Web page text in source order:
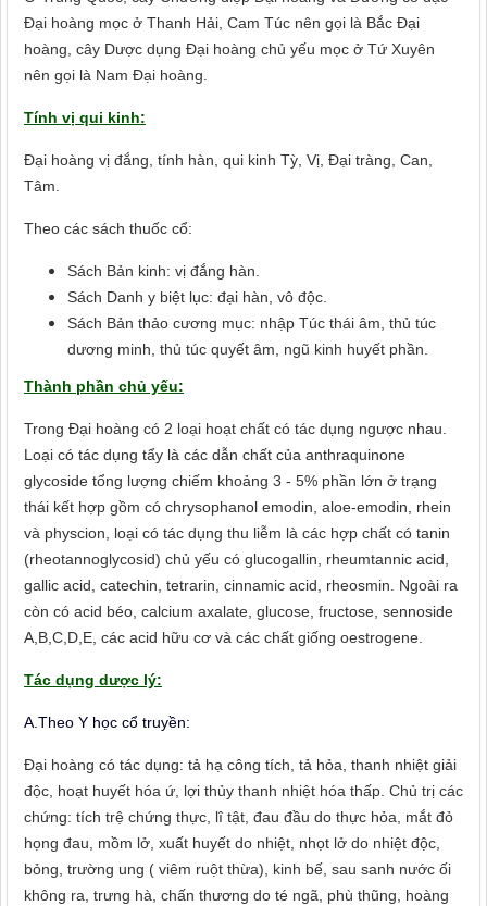
Đại hoàng mọc ở Thanh Hải, Cam Túc nên gọi là Bắc Đại
hoàng, cây Dược dụng Đại hoàng chủ yếu mọc ở Tứ Xuyên
nên gọi là Nam Đại hoàng.
Tính vị qui kinh:
Đại hoàng vị đắng, tính hàn, qui kinh Tỳ, Vị, Đại tràng, Can,
Tâm.
Theo các sách thuốc cổ:
Sách Bản kinh: vị đắng hàn.
Sách Danh y biệt lục: đại hàn, vô độc.
Sách Bản thảo cương mục: nhập Túc thái âm, thủ túc
dương minh, thủ túc quyết âm, ngũ kinh huyết phần.
Thành phần chủ yếu:
Trong Đại hoàng có 2 loại hoạt chất có tác dụng ngược nhau.
Loại có tác dụng tẩy là các dẫn chất của anthraquinone
glycoside tổng lượng chiếm khoảng 3 - 5% phần lớn ở trạng
thái kết hợp gồm có chrysophanol emodin, aloe-emodin, rhein
và physcion, loại có tác dụng thu liễm là các hợp chất có tanin
(rheotannoglycosid) chủ yếu có glucogallin, rheumtannic acid,
gallic acid, catechin, tetrarin, cinnamic acid, rheosmin. Ngoài ra
còn có acid béo, calcium axalate, glucose, fructose, sennoside
A,B,C,D,E, các acid hữu cơ và các chất giống oestrogene.
Tác dụng dược lý:
A.Theo Y học cổ truyền:
Đại hoàng có tác dụng: tả hạ công tích, tả hỏa, thanh nhiệt giải
độc, hoạt huyết hóa ứ, lợi thủy thanh nhiệt hóa thấp. Chủ trị các
chứng: tích trệ chứng thực, lî tật, đau đầu do thực hỏa, mắt đỏ
họng đau, mồm lở, xuất huyết do nhiệt, nhọt lở do nhiệt độc,
bỏng, trường ung ( viêm ruột thừa), kinh bế, sau sanh nước ối
không ra, trưng hà, chấn thương do té ngã, phù thũng, hoàng